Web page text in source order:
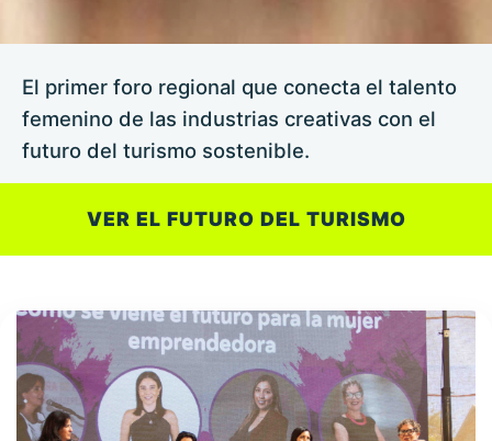
El primer foro regional que conecta el talento
femenino de las industrias creativas con el
futuro del turismo sostenible.
VER EL FUTURO DEL TURISMO